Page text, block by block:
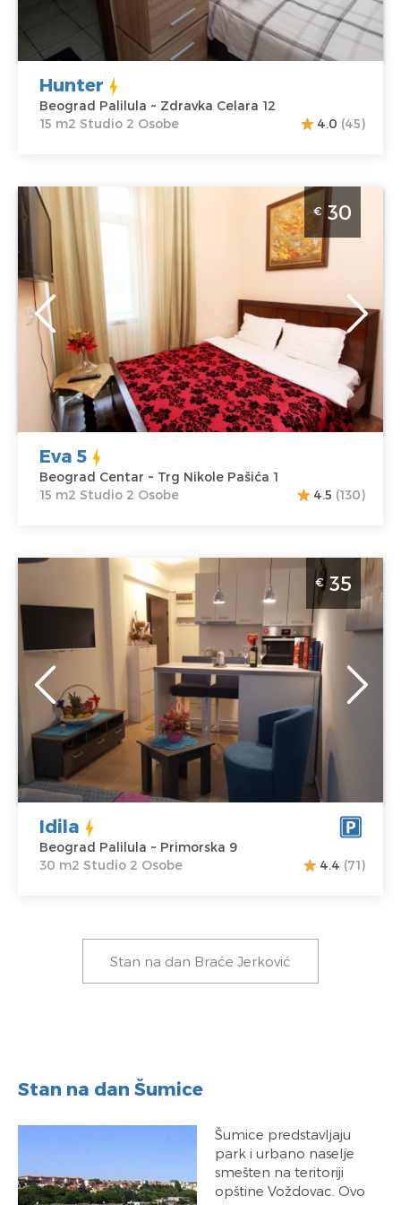
Studio
Hunter
Beograd Palilula ~ Zdravka Celara 12
15 m2 Studio 2 Osobe
4.0 (45)
Studio Apartman Eva 5 Beograd Centar
Beograd
Lokacija:
Beograd Centar
Adresa:
Trg
Nikole Pašića 1
Cena30 €
Kvadratura :15
Struktura :
Studio
€30
Eva 5
Beograd Centar ~ Trg Nikole Pašića 1
15 m2 Studio 2 Osobe
4.5 (130)
Studio Apartman Idila Beograd Palilula
Lokacija:
Beograd Palilula
Adresa:
Primorska 9
Cena35 €
Gosti:2
Kvadratura :30
m2
Struktura :
Studio
€35
Idila
Beograd Palilula ~ Primorska 9
30 m2 Studio 2 Osobe
4.4 (71)
Stan na dan Braće Jerković
Stan na dan Šumice
Šumice predstavljaju
park i urbano naselje
smešten na teritoriji
opštine Voždovac. Ovo